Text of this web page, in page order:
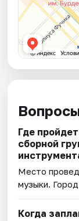
Где
сборной
Место
музыки.
Когда